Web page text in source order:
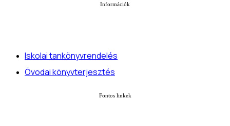
Információk
Iskolai tankönyvrendelés
Óvodai könyvterjesztés
Fontos linkek